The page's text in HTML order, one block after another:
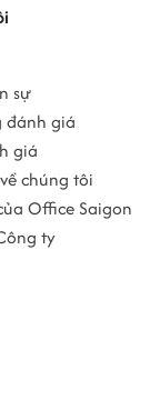
sự
đánh giá
giá
chúng tôi
Office Saigon
ty